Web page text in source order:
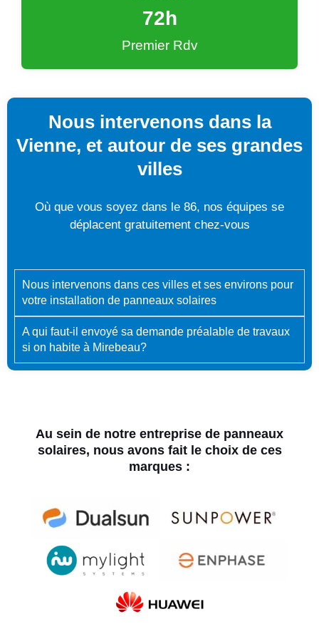
Premier Rdv
72h
Nous intervenons dans la
Vienne, et autour de ses grandes
villes
Où que vous soyez dans le 86, nos équipes se
déplacent gratuitement chez-vous
Nous intervenons dans ces villes et ses environs pour
votre installation de panneaux solaires
A qui faut-il envoyé sa demande préalable de travaux
si on habite à Mirebeau?
Au sein de notre entreprise de panneaux
solaires, nous avons fait le choix de ces
marques :